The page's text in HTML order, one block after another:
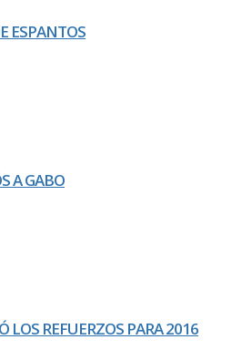
ESPANTOS
A GABO
LOS REFUERZOS PARA 2016